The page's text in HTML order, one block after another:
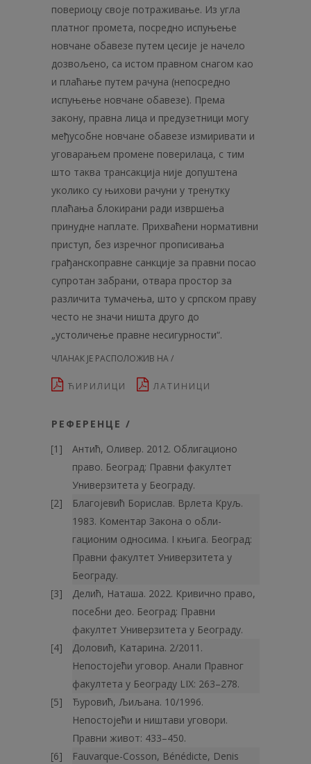
повериоцу своје потраживање. Из угла
платног промета, посредно испуњење
новчане обавезе путем цесије је начело
дозвољено, са истом правном снагом као
и плаћање путем рачуна (непосредно
испуњење новчане обавезе). Према
закону, правна лица и предузетници могу
међусобне новчане обавезе измиривати и
уговарањем промене поверилаца, с тим
што таква трансакција није допуштена
уколико су њихови рачуни у тренутку
плаћања блокирани ради извршења
принудне наплате. Прихваћени нормативни
приступ, без изречног прописивања
грађанскоправне санкције за правни посао
супрoтан забрани, отвара простор за
различита тумачења, што у српском праву
често не значи ништа друго до
„устоличење правне несигурности“.
ЧЛАНАК ЈЕ РАСПОЛОЖИВ НА /
ЋИРИЛИЦИ ЛАТИНИЦИ
РЕФЕРЕНЦЕ /
Антић, Оливер. 2012. Облигационо
право. Београд: Правни факултет
Универзитета у Београду.
Благојевић Борислав. Врлета Круљ.
1983. Коментар Закона о обли­
гационим односима. I књига. Београд:
Правни факултет Универзитета у
Београду.
Делић, Наташа. 2022. Кривично право,
посебни део. Београд: Правни
факултет Универзитета у Београду.
Доловић, Катарина. 2/2011.
Непостојећи уговор. Анали Правног
факултета у Београду LIX: 263–278.
Ђуровић, Љиљана. 10/1996.
Непостојећи и ништави уговори.
Правни живот: 433–450.
Fauvarque-Cosson, Bénédicte, Denis